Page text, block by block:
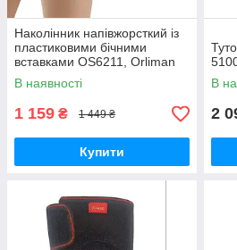
Наколінник напівжорсткий із
пластиковими бічними
вставками OS6211, Orliman
В наявності
1 159 ₴ 1 449 ₴
Купити
В
2